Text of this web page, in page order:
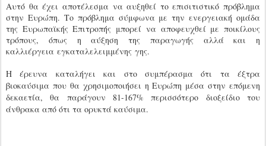
Αυτό θα έχει αποτέλεσμα να αυξηθεί το επισιτιστικό πρόβλημα
στην Ευρώπη. Το πρόβλημα σύμφωνα με την ενεργειακή ομάδα
της Ευρωπαϊκής Επιτροπής μπορεί να αποφευχθεί με ποικίλους
τρόπους, όπως η αύξηση της παραγωγής αλλά και η
καλλιέργεια εγκαταλελειμμένης γης.
Η έρευνα καταλήγει και στο συμπέρασμα ότι τα έξτρα
βιοκαύσιμα που θα χρησιμοποιήσει η Ευρώπη μέσα στην επόμενη
δεκαετία, θα παράγουν 81-167% περισσότερο διοξείδιο του
άνθρακα από ότι τα ορυκτά καύσιμα.